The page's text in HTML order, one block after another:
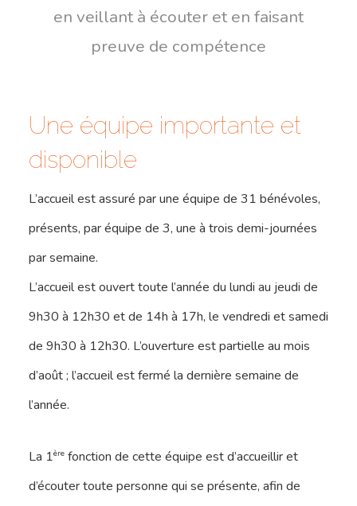
en veillant à écouter et en faisant
preuve de compétence
Une équipe importante et
disponible
L’accueil est assuré par une équipe de 31 bénévoles,
présents, par équipe de 3, une à trois demi-journées
par semaine.
L’accueil est ouvert toute l’année du lundi au jeudi de
9h30 à 12h30 et de 14h à 17h, le vendredi et samedi
de 9h30 à 12h30. L’ouverture est partielle au mois
d’août ; l’accueil est fermé la dernière semaine de
l’année.
La 1èrefonction de cette équipe est d’accueillir et
d’écouter toute personne qui se présente, afin de